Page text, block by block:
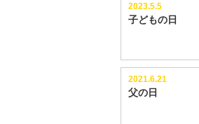
2023.5.5
子どもの日
2021.6.21
父の日